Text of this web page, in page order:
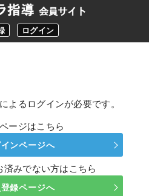
ログイン
よるログインが必要です。
ージはこちら
ンページへ
みでない方はこちら
録ページへ